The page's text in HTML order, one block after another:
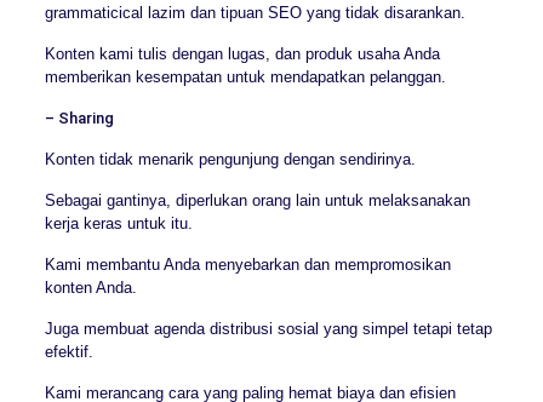
grammaticical lazim dan tipuan SEO yang tidak disarankan.
Konten kami tulis dengan lugas, dan produk usaha Anda
memberikan kesempatan untuk mendapatkan pelanggan.
– Sharing
Konten tidak menarik pengunjung dengan sendirinya.
Sebagai gantinya, diperlukan orang lain untuk melaksanakan
kerja keras untuk itu.
Kami membantu Anda menyebarkan dan mempromosikan
konten Anda.
Juga membuat agenda distribusi sosial yang simpel tetapi tetap
efektif.
Kami merancang cara yang paling hemat biaya dan efisien